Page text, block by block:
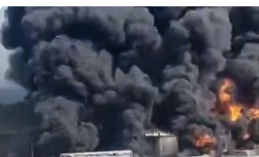
АРНАЙЫ ЖОБА
ӘЛЕУМЕТ
ҚҰҚЫҚ
ШЕЖІРЕ
ТЫЛСЫМ
ФОТО ДӘЙЕК